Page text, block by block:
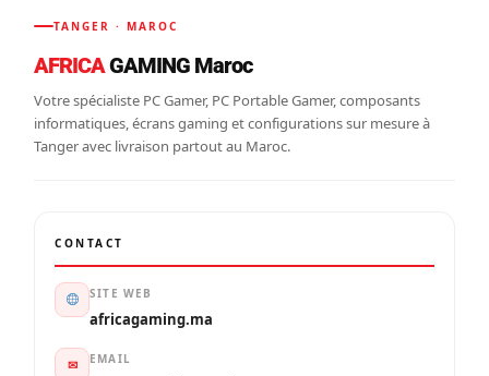
TANGER · MAROC
AFRICAGAMING Maroc
Votre spécialiste PC Gamer, PC Portable Gamer, composants
informatiques, écrans gaming et configurations sur mesure à
Tanger avec livraison partout au Maroc.
CONTACT
SITE WEB
africagaming.ma
✉ EMAIL